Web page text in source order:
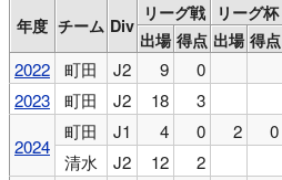
年度 チーム Div
リーグ戦 リーグ杯
出場 得点 出場 得点
2022 町田 J2 9 0
2023
町田 J2 18 3
2024
町田 J1 4 0 2 0
清水
J2 12 2